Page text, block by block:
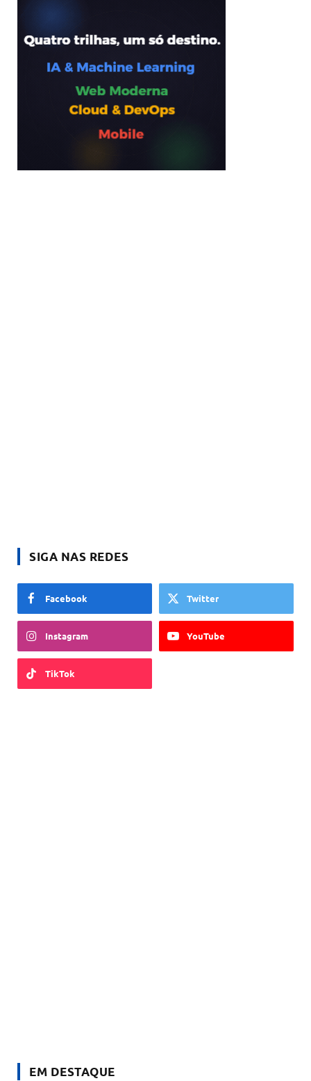
SIGA NAS REDES
Facebook Twitter
Instagram YouTube
TikTok
EM DESTAQUE